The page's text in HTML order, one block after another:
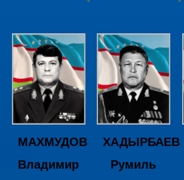
МАХМУДОВ
Владимир
ХАДЫРБАЕВ
Румиль